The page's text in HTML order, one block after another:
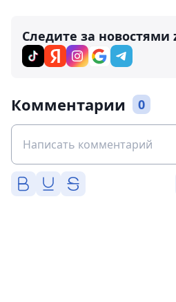
Следите за новостями
Комментарии 0